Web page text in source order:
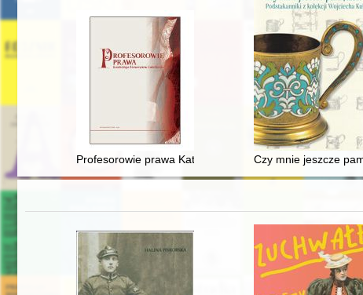
Profesorowie prawa Katolickiego Uniwersytetu
Czy mnie jeszcze